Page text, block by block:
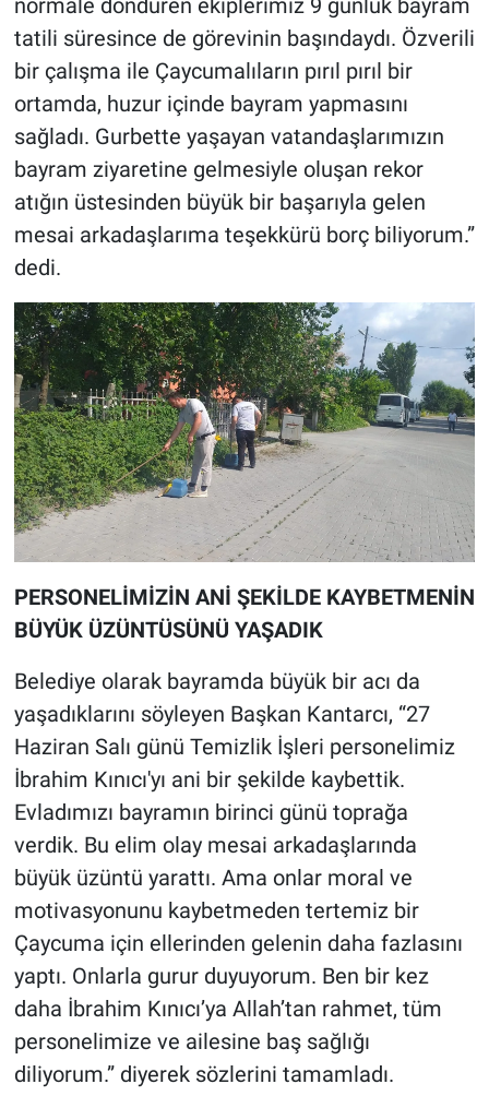
normale döndüren ekiplerimiz 9 günlük bayram
tatili süresince de görevinin başındaydı. Özverili
bir çalışma ile Çaycumalıların pırıl pırıl bir
ortamda, huzur içinde bayram yapmasını
sağladı. Gurbette yaşayan vatandaşlarımızın
bayram ziyaretine gelmesiyle oluşan rekor
atığın üstesinden büyük bir başarıyla gelen
mesai arkadaşlarıma teşekkürü borç biliyorum.”
dedi.
PERSONELİMİZİN ANİ ŞEKİLDE KAYBETMENİN
BÜYÜK ÜZÜNTÜSÜNÜ YAŞADIK
Belediye olarak bayramda büyük bir acı da
yaşadıklarını söyleyen Başkan Kantarcı, “27
Haziran Salı günü Temizlik İşleri personelimiz
İbrahim Kınıcı'yı ani bir şekilde kaybettik.
Evladımızı bayramın birinci günü toprağa
verdik. Bu elim olay mesai arkadaşlarında
büyük üzüntü yarattı. Ama onlar moral ve
motivasyonunu kaybetmeden tertemiz bir
Çaycuma için ellerinden gelenin daha fazlasını
yaptı. Onlarla gurur duyuyorum. Ben bir kez
daha İbrahim Kınıcı’ya Allah’tan rahmet, tüm
personelimize ve ailesine baş sağlığı
diliyorum.” diyerek sözlerini tamamladı.